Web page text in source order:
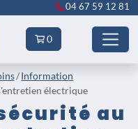
04 67 59 12 81
0
Information
électrique
au